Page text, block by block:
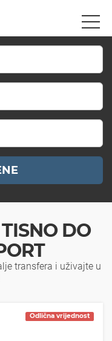
DO
transfera i uživajte u
Odlična vrijednost